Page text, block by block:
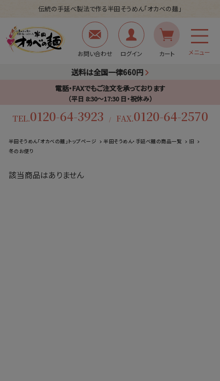
伝統の手延べ製法で作る半田そうめん「オカベの麺」
お問い合わせ ログイン カート メニュー
送料は全国一律660円
電話・FAXでもご注文を承っております
（平日 8:30〜17:30 日・祝休み）
TEL.0120-64-3923 / FAX.0120-64-2570
半田そうめん「オカベの麺」トップページ 半田そうめん・手延べ麺の商品一覧
旧
冬のお便り
該当商品はありません